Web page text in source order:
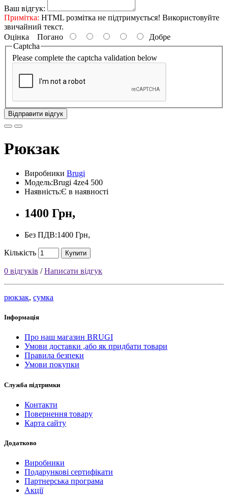
Ваш відгук:
Примітка: HTML розмітка не підтримується! Використовуйте
звичайний текст.
Оцінка Погано
Добре
Captcha
Please complete the captcha validation below
Відправити відгук
Рюкзак
Виробники Brugi
Модель:Brugi 4ze4 500
Наявність:Є в наявності
1400 Грн,
Без ПДВ:1400 Грн,
Кількість Купити
0 відгуків /Написати відгук
рюкзак, сумка
Інформація
Про наш магазин BRUGI
Умови доставки ,або як придбати товари
Правила безпеки
Умови покупки
Служба підтримки
Контакти
Повернення товару
Карта сайту
Додатково
Виробники
Подарункові сертифікати
Партнерська програма
Акції